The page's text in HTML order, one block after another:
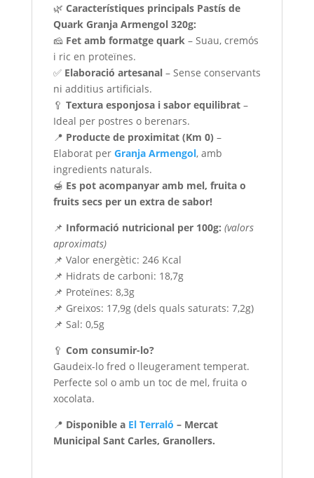
🌿 Característiques principals Pastís de
Quark Granja Armengol 320g:
🧀 Fet amb formatge quark – Suau, cremós
i ric en proteïnes.
✅ Elaboració artesanal– Sense conservants
ni additius artificials.
🥄 Textura esponjosa i sabor equilibrat–
Ideal per postres o berenars.
📍 Producte de proximitat (Km 0) –
Elaborat per Granja Armengol, amb
ingredients naturals.
🍯 Es pot acompanyar amb mel, fruita o
fruits secs per un extra de sabor!
📌 Informació nutricional per 100g: (valors
aproximats)
📌 Valor energètic: 246 Kcal
📌 Hidrats de carboni: 18,7g
📌 Proteïnes: 8,3g
📌 Greixos: 17,9g (dels quals saturats: 7,2g)
📌 Sal: 0,5g
🥄 Com consumir-lo?
Gaudeix-lo fred o lleugerament temperat.
Perfecte sol o amb un toc de mel, fruita o
xocolata.
📍 Disponible a El Terraló – Mercat
Municipal Sant Carles, Granollers.